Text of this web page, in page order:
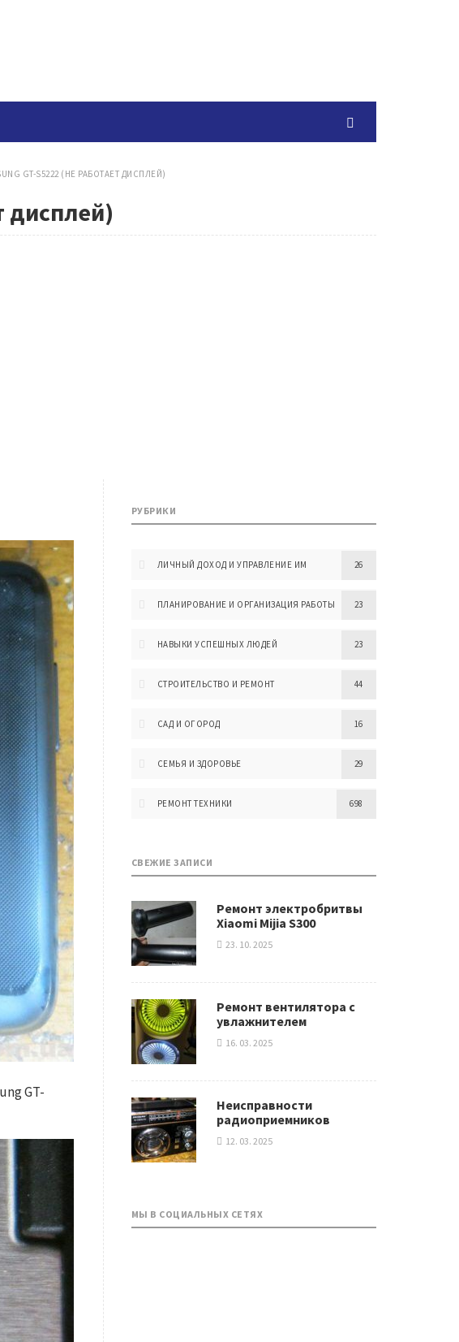
GT-S5222 (НЕ РАБОТАЕТ ДИСПЛЕЙ)
дисплей)
GT-
РУБРИКИ
ЛИЧНЫЙ ДОХОД И УПРАВЛЕНИЕ ИМ 26
ПЛАНИРОВАНИЕ И ОРГАНИЗАЦИЯ РАБОТЫ 23
НАВЫКИ УСПЕШНЫХ ЛЮДЕЙ 23
СТРОИТЕЛЬСТВО И РЕМОНТ 44
САД И ОГОРОД 16
СЕМЬЯ И ЗДОРОВЬЕ 29
РЕМОНТ ТЕХНИКИ 698
СВЕЖИЕ ЗАПИСИ
Ремонт электробритвы
Xiaomi Mijia S300
23. 10. 2025
Ремонт вентилятора с
увлажнителем
16. 03. 2025
Неисправности
радиоприемников
12. 03. 2025
МЫ В СОЦИАЛЬНЫХ СЕТЯХ